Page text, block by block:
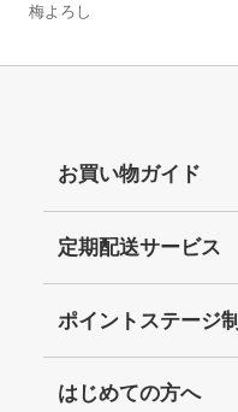
梅よろし
お買い物ガイド
定期配送サービス
ポイントステージ制
はじめての方へ